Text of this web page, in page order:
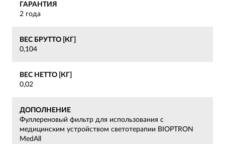
ГАРАНТИЯ
2 года
ВЕС БРУТТО [КГ]
0,104
ВЕС НЕТТО [КГ]
0,02
ДОПОЛНЕНИЕ
Фуллереновый фильтр для использования с
медицинским устройством светотерапии BIOPTRON
MedAll